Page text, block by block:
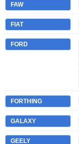
FAW
FIAT
FORD
FORTHING
GALAXY
GEELY